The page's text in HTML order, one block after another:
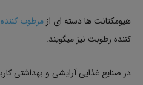
هیومکتانت ها دسته ای از مرطوب کننده
کننده رطوبت نیز میگویند.
در صنایع غذایی آرایشی و بهداشتی